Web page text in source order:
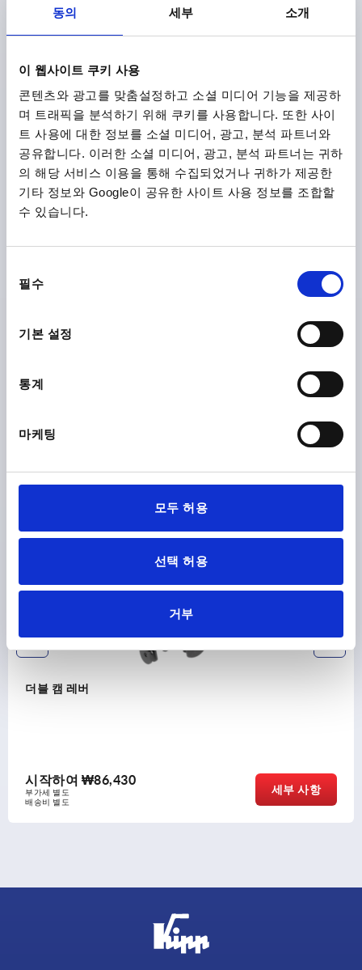
동의 세부 소개
이 웹사이트 쿠키 사용
콘텐츠와 광고를 맞춤설정하고 소셜 미디어 기능을 제공하
며 트래픽을 분석하기 위해 쿠키를 사용합니다. 또한 사이
트 사용에 대한 정보를 소셜 미디어, 광고, 분석 파트너와
공유합니다. 이러한 소셜 미디어, 광고, 분석 파트너는 귀하
의 해당 서비스 이용을 통해 수집되었거나 귀하가 제공한
기타 정보와 Google이 공유한 사이트 사용 정보를 조합할
수 있습니다.
필수
기본 설정
통계
마케팅
모두 허용
선택 허용
거부
지름=20 그립 길이=52,3 타입=A H=73,5 H1=36
H2=8
H3=28
적합한 슬롯 너비=8
클램핑력 F KN=2,5
손 힘 FH N=100
주문 번호:K0754.00200808
₩101,320
부가세 별도
배송비 별도
제품 상세 정보
CAD
다른 고객들도 다음 제품을 구매하였습니
더블 캠 레버
시작하여 ₩86,430
부가세 별도
배송비 별도
세부 사항